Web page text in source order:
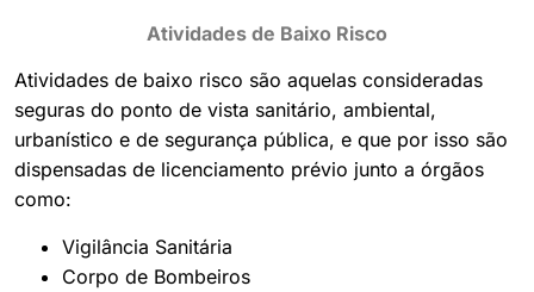
Atividades de Baixo Risco
Atividades de baixo risco são aquelas consideradas
seguras do ponto de vista sanitário, ambiental,
urbanístico e de segurança pública, e que por isso são
dispensadas de licenciamento prévio junto a órgãos
como:
Vigilância Sanitária
Corpo de Bombeiros